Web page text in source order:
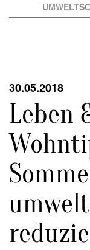
30.05.2018
Leben